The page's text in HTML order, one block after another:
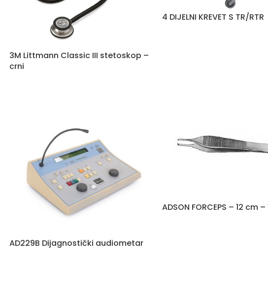
3M Littmann Classic III stetoskop –
crni
4 DIJELNI KREVET S TR/RTR
AD229B Dijagnostički audiometar
ADSON FORCEPS – 12 cm –